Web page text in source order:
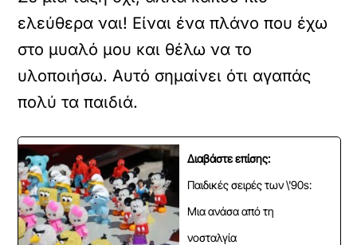
ελεύθερα ναι! Είναι ένα πλάνο που έχω
στο μυαλό μου και θέλω να το
υλοποιήσω. Αυτό σημαίνει ότι αγαπάς
πολύ τα παιδιά.
Διαβάστε επίσης:
Παιδικές σειρές των \'90s:
Μια ανάσα από τη
νοσταλγία